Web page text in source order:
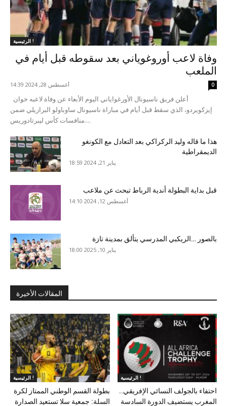
الرئيسية !
وفاة لاعب أوروغوياني بعد سقوطه قبل أيام في
الملعب
أغسطس 28, 2024 14:39 0
إيزكويردو، الذي سقط قبل أيام في مباراة ناسيونال ساوباولو البرازيلي ضمن
منافسات كأس ليبرتادوريس....
هذا ما قاله وليد الركراكي بعد التعادل مع الكونغو
الديمقراطية
يناير 21, 2024 18:59
قبل بداية البطولة أندية الرباط تبحث عن ملاعب
أغسطس 12, 2024 14:10
بالصور …الريكبي المدرسي يتألق بمدينة تازة
يناير 10, 2025 18:00
المقالات الأخيرة
الرئيسية !
بطولة القسم الوطني الممتاز لكرة
السلة: جمعية سلا تستعيد الصدارة
الرئيسية !
احتفاء بالجولف النسائي الإفريقي..
المغرب يستضيف الدورة السادسة